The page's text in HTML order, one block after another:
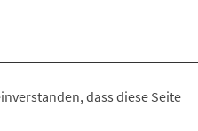
dass diese Seite